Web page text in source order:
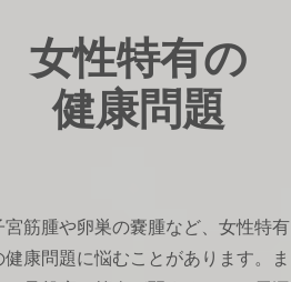
女性特有の
健康問題
宮筋腫や卵巣の嚢腫など、女性特有
健康問題に悩むことがあります。ま